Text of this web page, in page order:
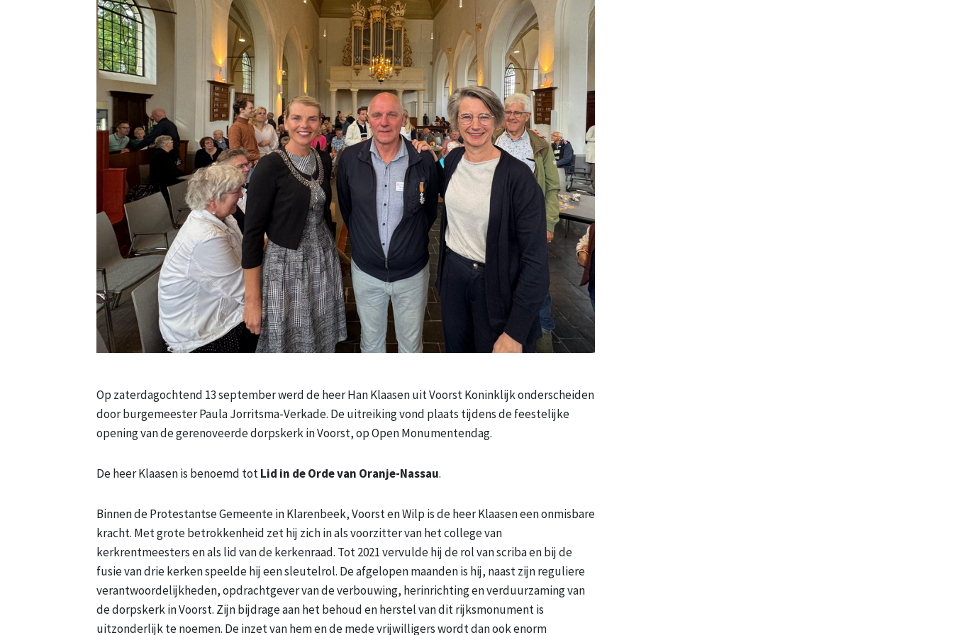
Op zaterdagochtend 13 september werd de heer Han Klaasen uit Voorst Koninklijk onderscheiden
door burgemeester Paula Jorritsma-Verkade. De uitreiking vond plaats tijdens de feestelijke
opening van de gerenoveerde dorpskerk in Voorst, op Open Monumentendag.
De heer Klaasen is benoemd totLid in de Orde van Oranje-Nassau.
Binnen de Protestantse Gemeente in Klarenbeek, Voorst en Wilp is de heer Klaasen een onmisbare
kracht. Met grote betrokkenheid zet hij zich in als voorzitter van het college van
kerkrentmeesters en als lid van de kerkenraad. Tot 2021 vervulde hij de rol van scriba en bij de
fusie van drie kerken speelde hij een sleutelrol. De afgelopen maanden is hij, naast zijn reguliere
verantwoordelijkheden, opdrachtgever van de verbouwing, herinrichting en verduurzaming van
de dorpskerk in Voorst. Zijn bijdrage aan het behoud en herstel van dit rijksmonument is
uitzonderlijk te noemen. De inzet van hem en de mede vrijwilligers wordt dan ook enorm